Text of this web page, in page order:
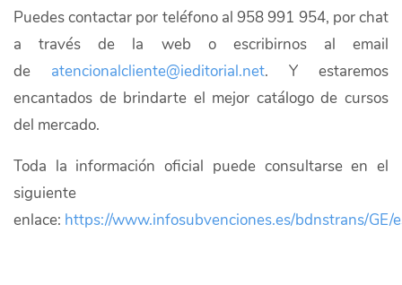
Puedes contactar por teléfono al 958 991 954, por chat
a través de la web o escribirnos al email
de atencionalcliente@ieditorial.net. Y estaremos
encantados de brindarte el mejor catálogo de cursos
del mercado.
Toda la información oficial puede consultarse en el
siguiente
enlace: https://www.infosubvenciones.es/bdnstrans/GE/